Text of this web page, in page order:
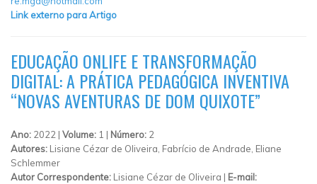
Link externo para Artigo
EDUCAÇÃO ONLIFE E TRANSFORMAÇÃO
DIGITAL: A PRÁTICA PEDAGÓGICA INVENTIVA
“NOVAS AVENTURAS DE DOM QUIXOTE”
Ano: 2022 | Volume: 1 | Número: 2
Autores: Lisiane Cézar de Oliveira, Fabrício de Andrade, Eliane
Schlemmer
Autor Correspondente: Lisiane Cézar de Oliveira | E-mail: